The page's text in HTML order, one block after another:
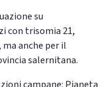
su
con trisomia 21,
anche per il
salernitana.